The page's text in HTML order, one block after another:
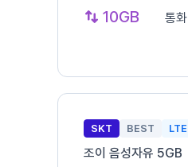
10GB 통화
SKT BEST LTE
조이 음성자유 5GB